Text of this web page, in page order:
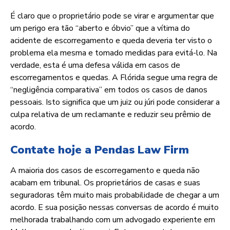
É claro que o proprietário pode se virar e argumentar que
um perigo era tão “aberto e óbvio” que a vítima do
acidente de escorregamento e queda deveria ter visto o
problema ela mesma e tomado medidas para evitá-lo. Na
verdade, esta é uma defesa válida em casos de
escorregamentos e quedas. A Flórida segue uma regra de
“negligência comparativa” em todos os casos de danos
pessoais. Isto significa que um juiz ou júri pode considerar a
culpa relativa de um reclamante e reduzir seu prêmio de
acordo.
Contate hoje a Pendas Law Firm
A maioria dos casos de escorregamento e queda não
acabam em tribunal. Os proprietários de casas e suas
seguradoras têm muito mais probabilidade de chegar a um
acordo. E sua posição nessas conversas de acordo é muito
melhorada trabalhando com um advogado experiente em